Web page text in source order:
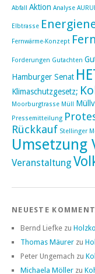
Abfall Aktion Analyse
Elbtrasse
Fernwärme-Konzept
Forderungen Gutachten
Hamburger Senat
Klimaschutzgesetz;
Moorburgtrasse Müll
Pressemitteilung
Rückkauf Stellinger
Umsetzung
Veranstaltung
NEUESTE
Bernd Liefke zu
Thomas Mäurer zu
Peter Ungemach zu
Michaela Möller zu